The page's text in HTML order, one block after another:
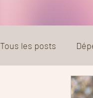
Tous les posts